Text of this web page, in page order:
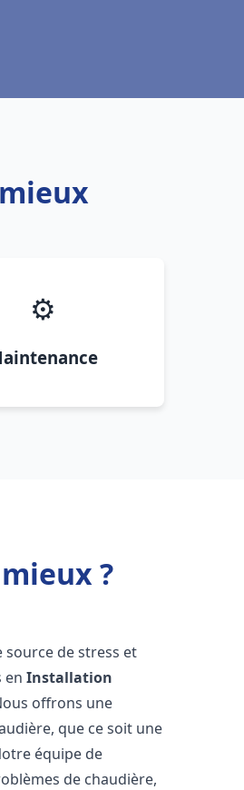
⚙️
?
source de stress et
enInstallation
offrons une
que ce soit une
équipe de
de chaudière,